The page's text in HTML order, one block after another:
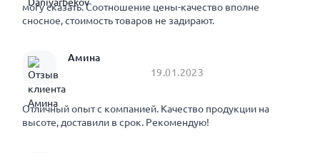
могу сказать. Соотношение цены-качество вполне
сносное, стоимость товаров не задирают.
Амина
19.01.2023
Отличный опыт с компанией. Качество продукции на
высоте, доставили в срок. Рекомендую!